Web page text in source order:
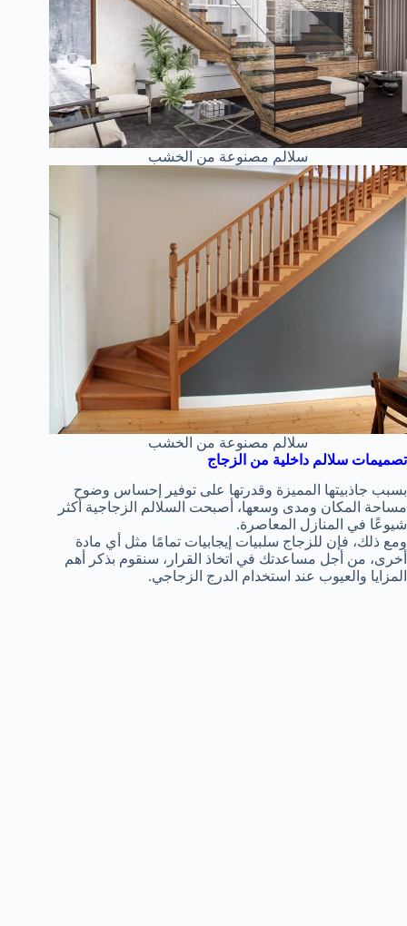
سلالم مصنوعة من الخشب
سلالم مصنوعة من الخشب
تصميمات سلالم داخلية من الزجاج
بسبب جاذبيتها المميزة وقدرتها على توفير إحساس وضوح
مساحة المكان ومدى وسعها، أصبحت السلالم الزجاجية أكثر
شيوعًا في المنازل المعاصرة.
ومع ذلك، فإن للزجاج سلبيات إيجابيات تمامًا مثل أي مادة
أخرى، من أجل مساعدتك في اتخاذ القرار، سنقوم بذكر أهم
المزايا والعيوب عند استخدام الدرج الزجاجي.